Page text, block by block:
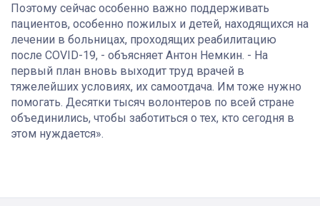
Поэтому сейчас особенно важно поддерживать
пациентов, особенно пожилых и детей, находящихся на
лечении в больницах, проходящих реабилитацию
после COVID-19, - объясняет Антон Немкин. - На
первый план вновь выходит труд врачей в
тяжелейших условиях, их самоотдача. Им тоже нужно
помогать. Десятки тысяч волонтеров по всей стране
объединились, чтобы заботиться о тех, кто сегодня в
этом нуждается».